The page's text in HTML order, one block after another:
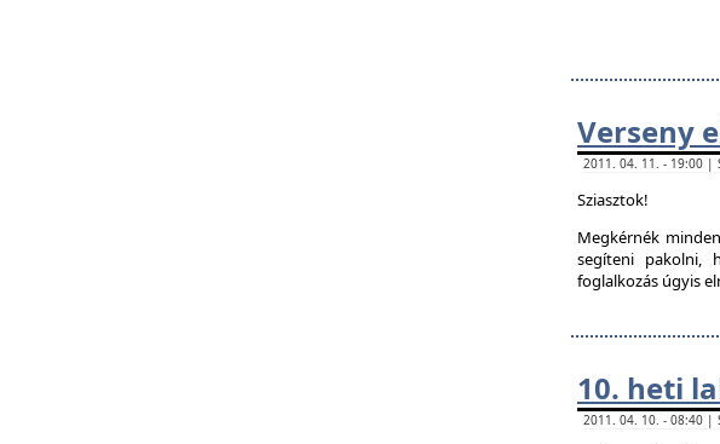
Verseny
2011. 04. 11. - 19:00 |
Sziasztok!
Megkérnék
segíteni pakolni,
foglalkozás úgyis
10. heti
2011. 04. 10. - 08:40 |